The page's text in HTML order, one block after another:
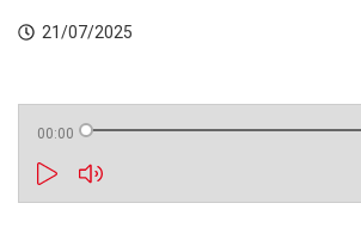
21/07/2025
00:00